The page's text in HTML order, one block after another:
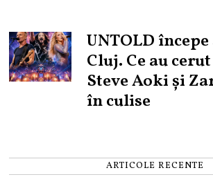
UNTOLD
Cluj. Ce au
Steve Aoki și
în culise
ARTICOLE RECENTE